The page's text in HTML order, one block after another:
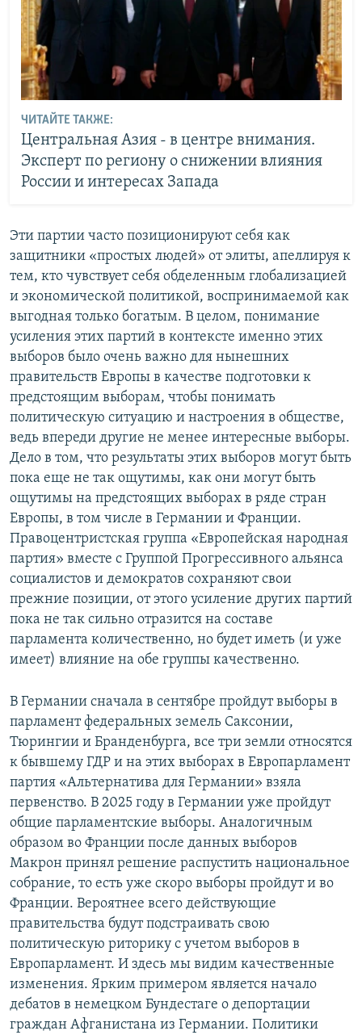
ЧИТАЙТЕ ТАКЖЕ:
Центральная Азия - в центре внимания.
Эксперт по региону о снижении влияния
России и интересах Запада
Эти партии часто позиционируют себя как
защитники «простых людей» от элиты, апеллируя к
тем, кто чувствует себя обделенным глобализацией
и экономической политикой, воспринимаемой как
выгодная только богатым. В целом, понимание
усиления этих партий в контексте именно этих
выборов было очень важно для нынешних
правительств Европы в качестве подготовки к
предстоящим выборам, чтобы понимать
политическую ситуацию и настроения в обществе,
ведь впереди другие не менее интересные выборы.
Дело в том, что результаты этих выборов могут быть
пока еще не так ощутимы, как они могут быть
ощутимы на предстоящих выборах в ряде стран
Европы, в том числе в Германии и Франции.
Правоцентристская группа «Европейская народная
партия» вместе с Группой Прогрессивного альянса
социалистов и демократов сохраняют свои
прежние позиции, от этого усиление других партий
пока не так сильно отразится на составе
парламента количественно, но будет иметь (и уже
имеет) влияние на обе группы качественно.
В Германии сначала в сентябре пройдут выборы в
парламент федеральных земель Саксонии,
Тюрингии и Бранденбурга, все три земли относятся
к бывшему ГДР и на этих выборах в Европарламент
партия «Альтернатива для Германии» взяла
первенство. В 2025 году в Германии уже пройдут
общие парламентские выборы. Аналогичным
образом во Франции после данных выборов
Макрон принял решение распустить национальное
собрание, то есть уже скоро выборы пройдут и во
Франции. Вероятнее всего действующие
правительства будут подстраивать свою
политическую риторику с учетом выборов в
Европарламент. И здесь мы видим качественные
изменения. Ярким примером является начало
дебатов в немецком Бундестаге о депортации
граждан Афганистана из Германии. Политики